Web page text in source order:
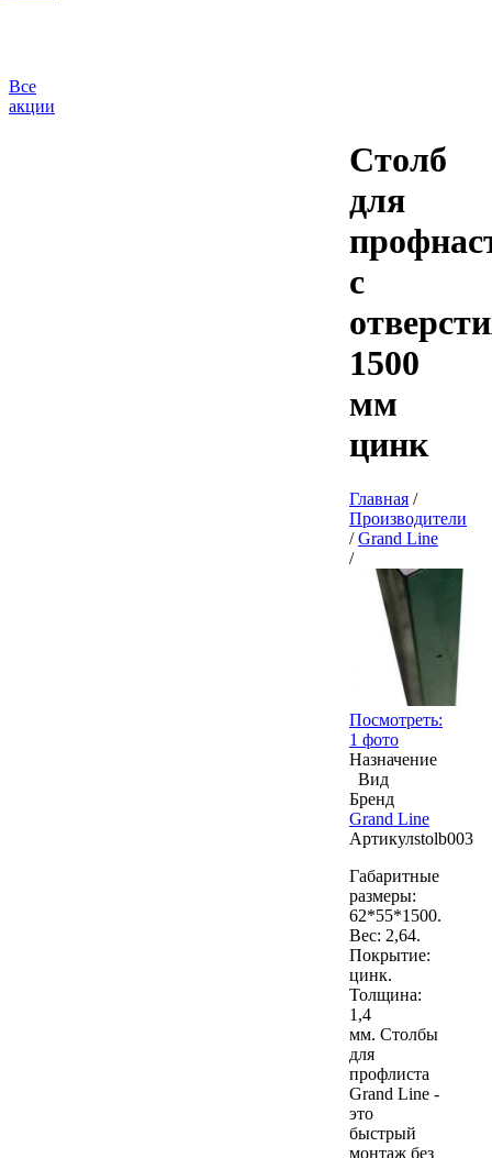
Все
акции
Столб
для
с
1500
мм
цинк
Главная /
Производители
/Grand Line
/
Посмотреть:
1 фото
Назначение
Вид
Бренд
Grand Line
Артикулstolb003
Габаритные
размеры:
62*55*1500.
Вес: 2,64.
Покрытие:
цинк.
Толщина:
1,4
мм. Столбы
для
профлиста
Grand Line -
это
быстрый
монтаж без